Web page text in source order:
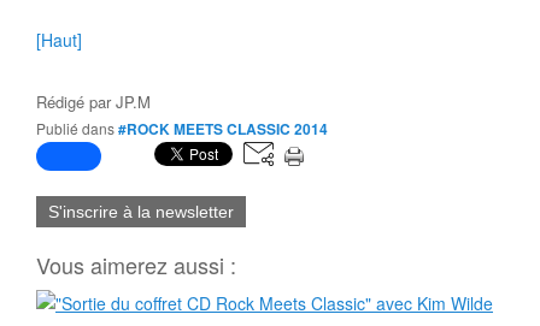
[Haut]
Rédigé parJP.M
Publié dans#ROCK MEETS CLASSIC 2014
S'inscrire à la newsletter
Vous aimerez aussi :